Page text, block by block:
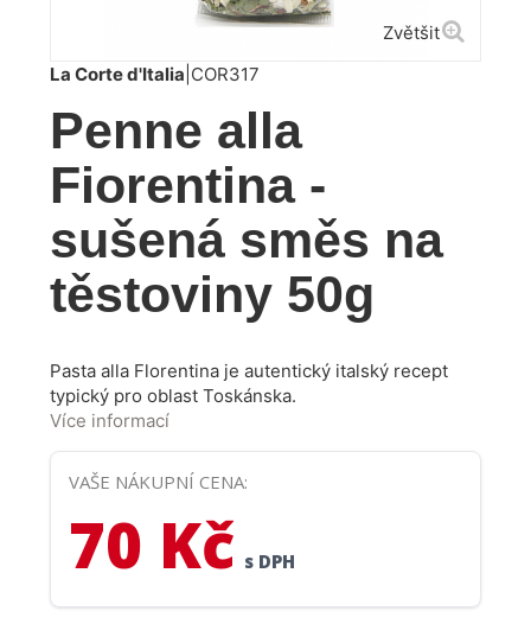
Zvětšit
La Corte d'Italia COR317
Penne alla
Fiorentina -
sušená směs na
těstoviny 50g
Pasta alla Florentina je autentický italský recept
typický pro oblast Toskánska.
Více informací
VAŠE NÁKUPNÍ CENA:
70 Kč s DPH